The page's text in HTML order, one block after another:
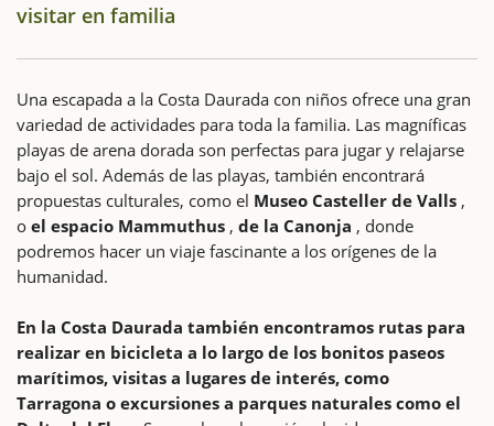
visitar en familia
Una escapada a la Costa Daurada con niños ofrece una gran
variedad de actividades para toda la familia. Las magníficas
playas de arena dorada son perfectas para jugar y relajarse
bajo el sol. Además de las playas, también encontrará
propuestas culturales, como el Museo Casteller de Valls ,
o el espacio Mammuthus , de la Canonja , donde
podremos hacer un viaje fascinante a los orígenes de la
humanidad.
En la Costa Daurada también encontramos rutas para
realizar en bicicleta a lo largo de los bonitos paseos
marítimos, visitas a lugares de interés, como
Tarragona o excursiones a parques naturales como el